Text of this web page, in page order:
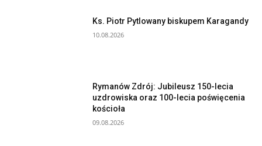
Ks. Piotr Pytlowany biskupem Karagandy
10.08.2026
Rymanów Zdrój: Jubileusz 150-lecia
uzdrowiska oraz 100-lecia poświęcenia
kościoła
09.08.2026